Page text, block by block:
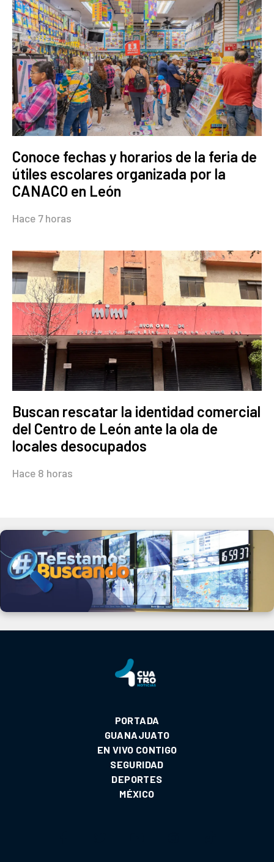
Conoce fechas y horarios de la feria de
útiles escolares organizada por la
CANACO en León
Hace 7 horas
Buscan rescatar la identidad comercial
del Centro de León ante la ola de
locales desocupados
Hace 8 horas
PORTADA
GUANAJUATO
EN VIVO CONTIGO
SEGURIDAD
DEPORTES
MÉXICO